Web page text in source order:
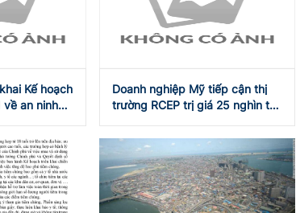
Kế hoạch
về an ninh
Doanh nghiệp Mỹ tiếp cận thị
trường RCEP trị giá 25 nghìn tỷ
hiện có